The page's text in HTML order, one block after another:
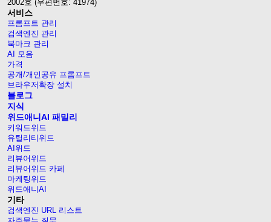
2002호 (우편번호: 41974)
서비스
프롬프트 관리
검색엔진 관리
북마크 관리
AI 모음
가격
공개/개인공유 프롬프트
브라우저확장 설치
블로그
지식
위드애니AI 패밀리
키워드위드
유틸리티위드
AI위드
리뷰어위드
리뷰어위드 카페
마케팅위드
위드애니AI
기타
검색엔진 URL 리스트